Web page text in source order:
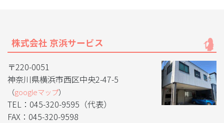
株式会社 京浜サービス
〒220-0051
神奈川県横浜市西区中央2-47-5
（googleマップ）
TEL：045-320-9595（代表）
FAX：045-320-9598